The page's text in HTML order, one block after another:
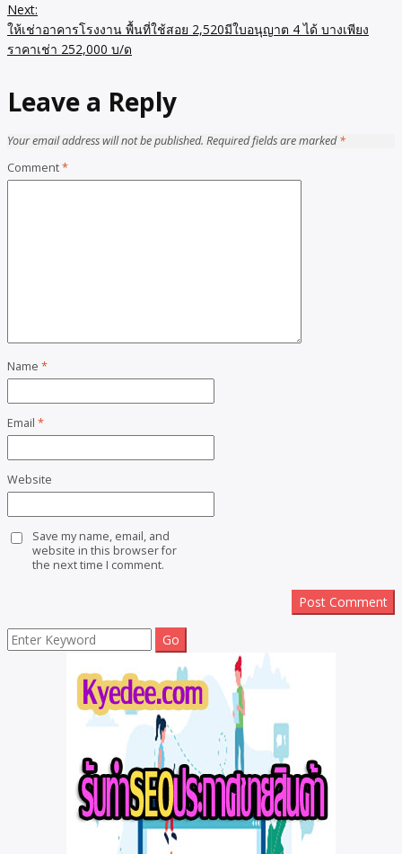
Next:
ให้เช่าอาคารโรงงาน พื้นที่ใช้สอย 2,520มีใบอนุญาต 4 ได้ บางเพียง
ราคาเช่า 252,000 บ/ด
Leave a Reply
Your email address will not be published. Required fields are marked*
Comment*
Name *
Email *
Website
Save my name, email, and
website in this browser for
the next time I comment.
Search
for: